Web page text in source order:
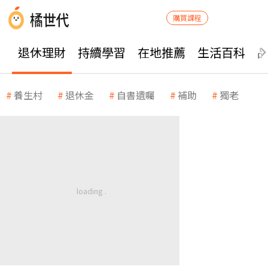
購買課程
退休理財 持續學習 在地推薦 生活百科
養生村 退休金 自書遺囑 補助 獨老